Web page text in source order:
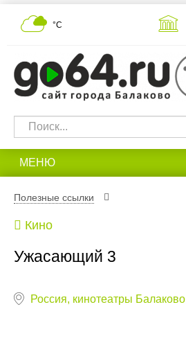
°С
МЕНЮ
Полезные ссылки
Кино
Ужасающий 3
Россия, кинотеатры Балаково